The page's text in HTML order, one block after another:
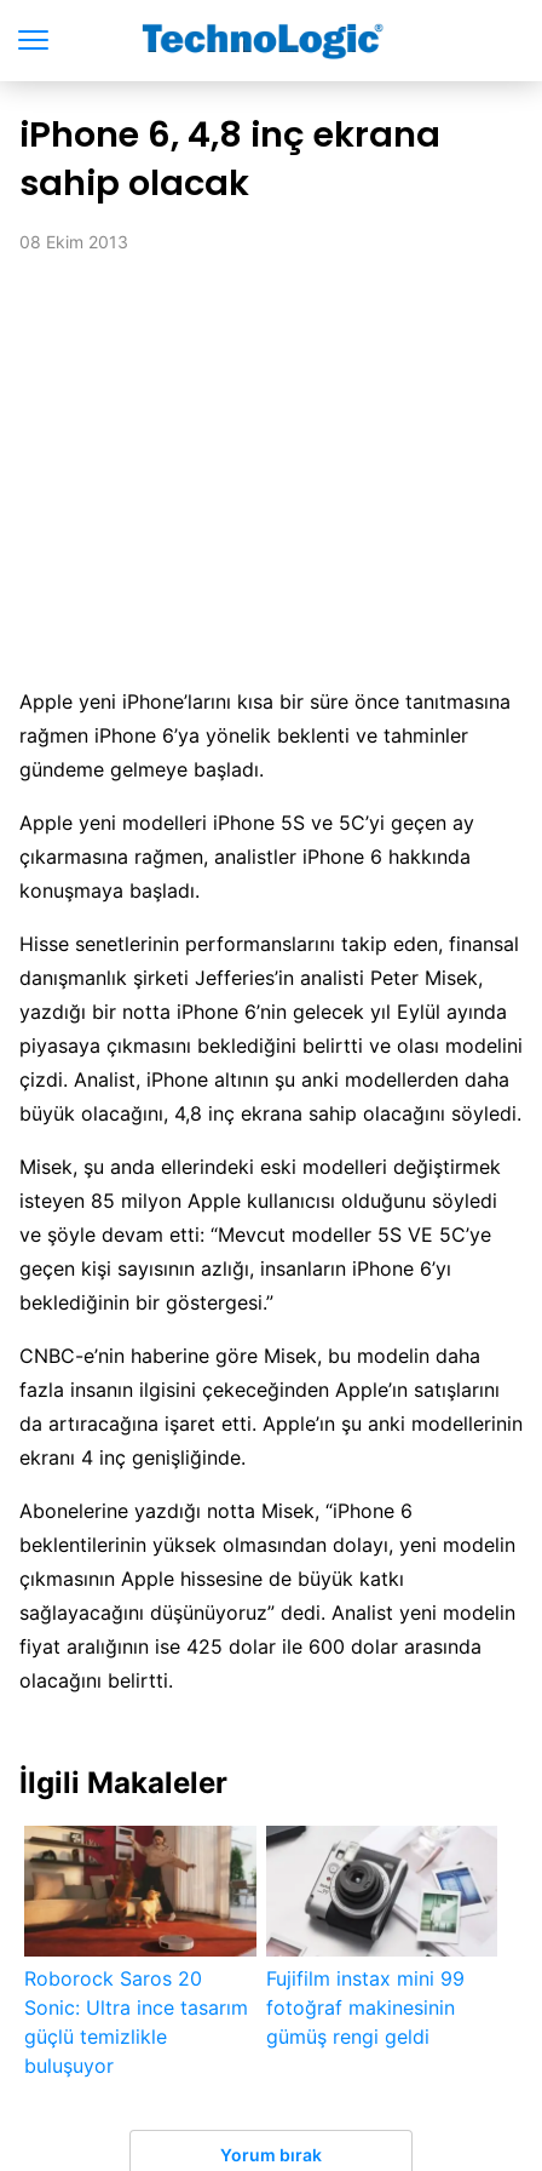
iPhone 6, 4,8 inç ekrana
sahip olacak
08 Ekim 2013
Apple yeni iPhone’larını kısa bir süre önce tanıtmasına
rağmen iPhone 6’ya yönelik beklenti ve tahminler
gündeme gelmeye başladı.
Apple yeni modelleri iPhone 5S ve 5C’yi geçen ay
çıkarmasına rağmen, analistler iPhone 6 hakkında
konuşmaya başladı.
Hisse senetlerinin performanslarını takip eden, finansal
danışmanlık şirketi Jefferies’in analisti Peter Misek,
yazdığı bir notta iPhone 6’nin gelecek yıl Eylül ayında
piyasaya çıkmasını beklediğini belirtti ve olası modelini
çizdi. Analist, iPhone altının şu anki modellerden daha
büyük olacağını, 4,8 inç ekrana sahip olacağını söyledi.
Misek, şu anda ellerindeki eski modelleri değiştirmek
isteyen 85 milyon Apple kullanıcısı olduğunu söyledi
ve şöyle devam etti: “Mevcut modeller 5S VE 5C’ye
geçen kişi sayısının azlığı, insanların iPhone 6’yı
beklediğinin bir göstergesi.”
CNBC-e’nin haberine göre Misek, bu modelin daha
fazla insanın ilgisini çekeceğinden Apple’ın satışlarını
da artıracağına işaret etti. Apple’ın şu anki modellerinin
ekranı 4 inç genişliğinde.
Abonelerine yazdığı notta Misek, “iPhone 6
beklentilerinin yüksek olmasından dolayı, yeni modelin
çıkmasının Apple hissesine de büyük katkı
sağlayacağını düşünüyoruz” dedi. Analist yeni modelin
fiyat aralığının ise 425 dolar ile 600 dolar arasında
olacağını belirtti.
İlgili Makaleler
Roborock Saros 20
Sonic: Ultra ince tasarım
güçlü temizlikle
buluşuyor
Fujifilm instax mini 99
fotoğraf makinesinin
gümüş rengi geldi
Yorum bırak